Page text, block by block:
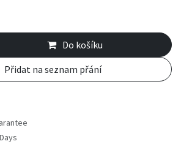
Do košíku
Přidat na seznam přání